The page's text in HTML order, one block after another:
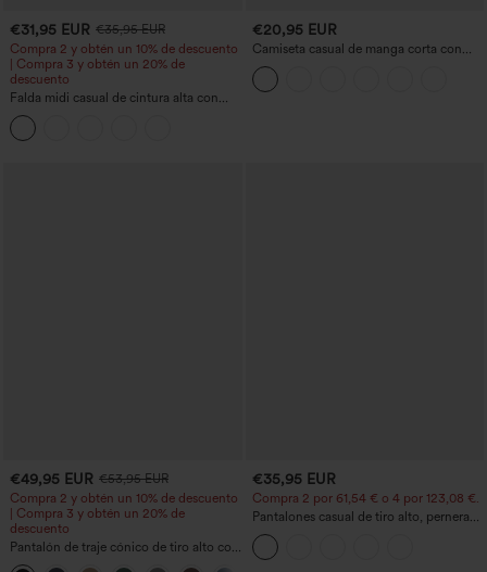
€31,95 EUR €35,95 EUR
Compra 2 y obtén un 10% de descuento
| Compra 3 y obtén un 20% de
descuento
Falda midi casual de cintura alta con
control abdominal, fruncida, bajo curvo,
2 en 1 en forro polar y PU
€20,95 EUR
Camiseta casual de manga corta con
escote en V, fruncida y lisa
€49,95 EUR €53,95 EUR
Compra 2 y obtén un 10% de descuento
| Compra 3 y obtén un 20% de
descuento
Pantalón de traje cónico de tiro alto con
bolsillos
€35,95 EUR
Compra 2 por 61,54 € o 4 por 123,08 €.
Pantalones casual de tiro alto, pernera
ancha y corte holgado, con bolsillos